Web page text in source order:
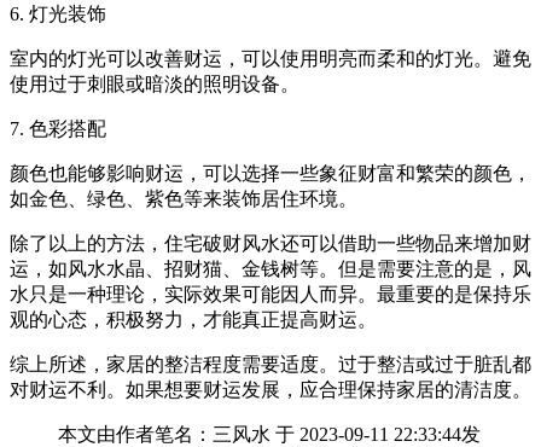
6. 灯光装饰
室内的灯光可以改善财运，可以使用明亮而柔和的灯光。避免
使用过于刺眼或暗淡的照明设备。
7. 色彩搭配
颜色也能够影响财运，可以选择一些象征财富和繁荣的颜色，
如金色、绿色、紫色等来装饰居住环境。
除了以上的方法，住宅破财风水还可以借助一些物品来增加财
运，如风水水晶、招财猫、金钱树等。但是需要注意的是，风
水只是一种理论，实际效果可能因人而异。最重要的是保持乐
观的心态，积极努力，才能真正提高财运。
综上所述，家居的整洁程度需要适度。过于整洁或过于脏乱都
对财运不利。如果想要财运发展，应合理保持家居的清洁度。
本文由作者笔名：三风水 于 2023-09-11 22:33:44发